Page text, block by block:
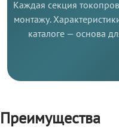
Каждая секция
монтажу.
каталоге — основа
Преимущества